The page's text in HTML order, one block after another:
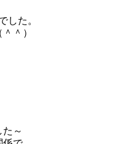
した。
＾）
～